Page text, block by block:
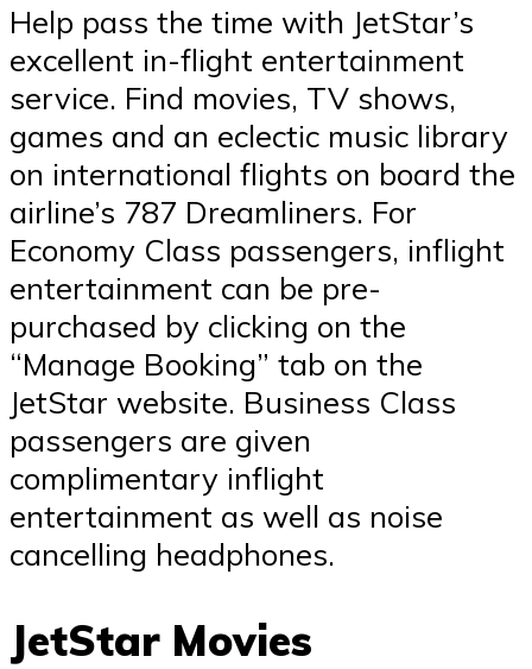
Help pass the time with JetStar’s
excellent in-flight entertainment
service. Find movies, TV shows,
games and an eclectic music library
on international flights on board the
airline’s 787 Dreamliners. For
Economy Class passengers, inflight
entertainment can be pre-
purchased by clicking on the
“Manage Booking” tab on the
JetStar website. Business Class
passengers are given
complimentary inflight
entertainment as well as noise
cancelling headphones.
JetStar Movies